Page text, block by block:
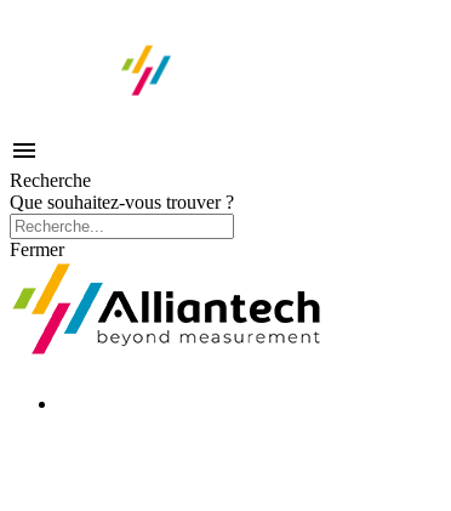

Recherche
Que souhaitez-vous trouver ?
Fermer